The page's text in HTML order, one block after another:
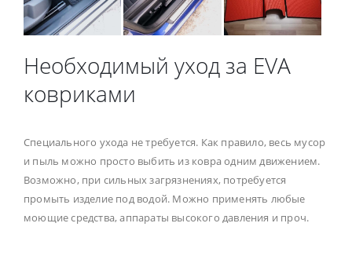
Необходимый уход за EVA
ковриками
Специального ухода не требуется. Как правило, весь мусор
и пыль можно просто выбить из ковра одним движением.
Возможно, при сильных загрязнениях, потребуется
промыть изделие под водой. Можно применять любые
моющие средства, аппараты высокого давления и проч.